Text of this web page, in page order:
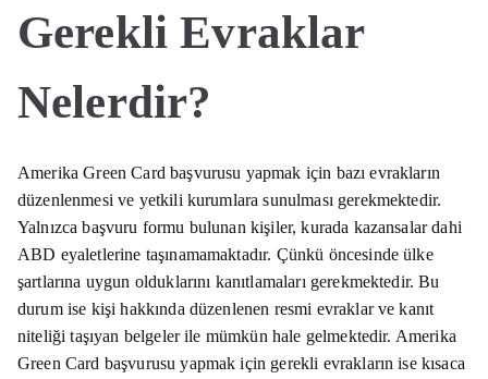
Gerekli Evraklar
Nelerdir?
Amerika Green Card başvurusu yapmak için bazı evrakların
düzenlenmesi ve yetkili kurumlara sunulması gerekmektedir.
Yalnızca başvuru formu bulunan kişiler, kurada kazansalar dahi
ABD eyaletlerine taşınamamaktadır. Çünkü öncesinde ülke
şartlarına uygun olduklarını kanıtlamaları gerekmektedir. Bu
durum ise kişi hakkında düzenlenen resmi evraklar ve kanıt
niteliği taşıyan belgeler ile mümkün hale gelmektedir. Amerika
Green Card başvurusu yapmak için gerekli evrakların ise kısaca